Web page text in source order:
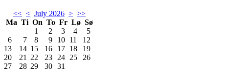
<< < July 2026 > >>
Ma Ti On To Fr Lø Sø
1
2 3 4
5
6
7 8 9 10 11
12
13
14 15 16 17 18
19
20
21 22 23 24 25
26
27
28 29 30 31